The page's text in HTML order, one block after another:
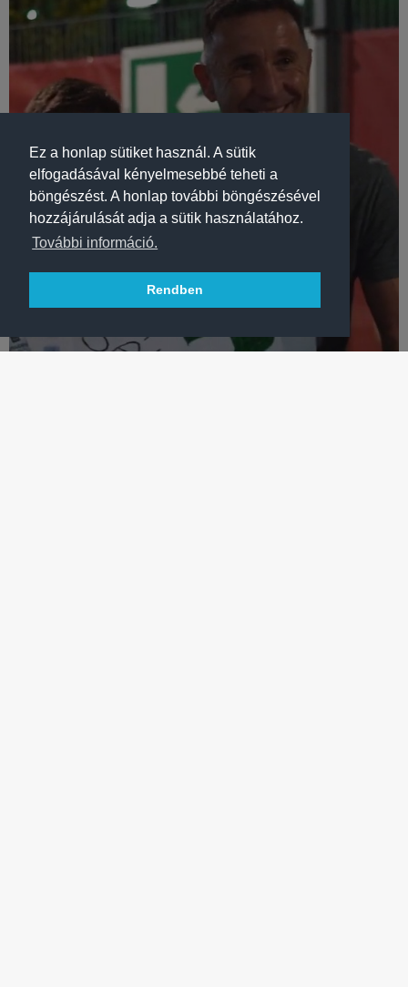
Ez a honlap sütiket használ. A sütik
elfogadásával kényelmesebbé teheti a
böngészést. A honlap további böngészésével
hozzájárulását adja a sütik használatához.
További információ.
Rendben